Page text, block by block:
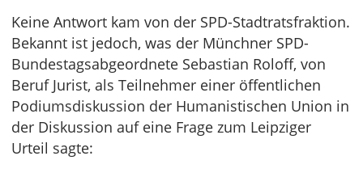
Keine Antwort kam von der SPD-Stadtratsfraktion.
Bekannt ist jedoch, was der Münchner SPD-
Bundestagsabgeordnete Sebastian Roloff, von
Beruf Jurist, als Teilnehmer einer öffentlichen
Podiumsdiskussion der Humanistischen Union in
der Diskussion auf eine Frage zum Leipziger
Urteil sagte: